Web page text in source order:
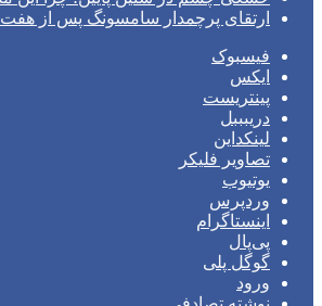
ارتقای پرچمدار سامسونگ پس از
فیسبوک
ایکس
پینتریست
دریبببل
لینکداین
تصاویر فلیکر
یوتیوب
وردپرس
اینستاگرام
پی‌پال
گوگل پلی
ورود